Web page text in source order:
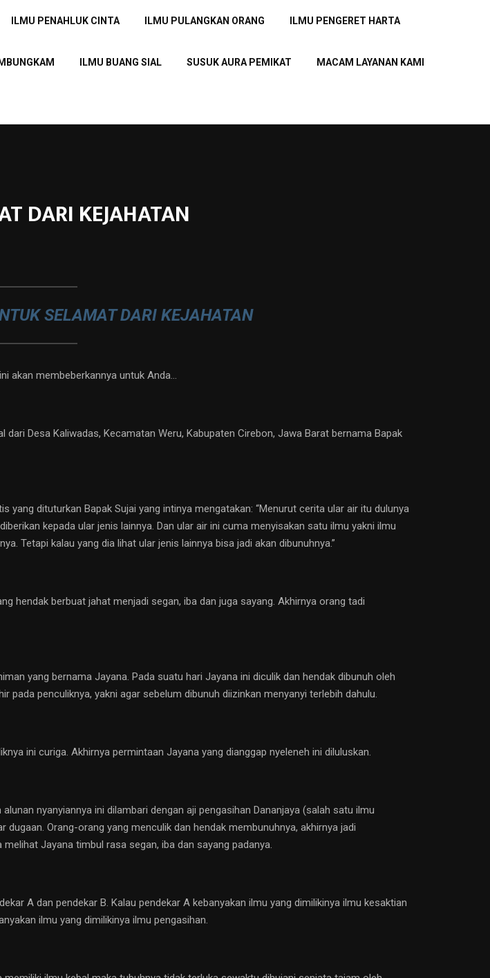
ILMU PENAHLUK CINTA ILMU PULANGKAN ORANG ILMU PENGERET HARTA
ILMU BUANG SIAL SUSUK AURA PEMIKAT MACAM LAYANAN KAMI
DARI KEJAHATAN
SELAMAT DARI KEJAHATAN
akan membeberkannya untuk Anda…
Desa Kaliwadas, Kecamatan Weru, Kabupaten Cirebon, Jawa Barat bernama Bapak
dituturkan Bapak Sujai yang intinya mengatakan: “Menurut cerita ular air itu dulunya
kepada ular jenis lainnya. Dan ular air ini cuma menyisakan satu ilmu yakni ilmu
Tetapi kalau yang dia lihat ular jenis lainnya bisa jadi akan dibunuhnya.”
hendak berbuat jahat menjadi segan, iba dan juga sayang. Akhirnya orang tadi
yang bernama Jayana. Pada suatu hari Jayana ini diculik dan hendak dibunuh oleh
penculiknya, yakni agar sebelum dibunuh diizinkan menyanyi terlebih dahulu.
ini curiga. Akhirnya permintaan Jayana yang dianggap nyeleneh ini diluluskan.
nyanyiannya ini dilambari dengan aji pengasihan Dananjaya (salah satu ilmu
Orang-orang yang menculik dan hendak membunuhnya, akhirnya jadi
Jayana timbul rasa segan, iba dan sayang padanya.
A dan pendekar B. Kalau pendekar A kebanyakan ilmu yang dimilikinya ilmu kesaktian
ilmu yang dimilikinya ilmu pengasihan.